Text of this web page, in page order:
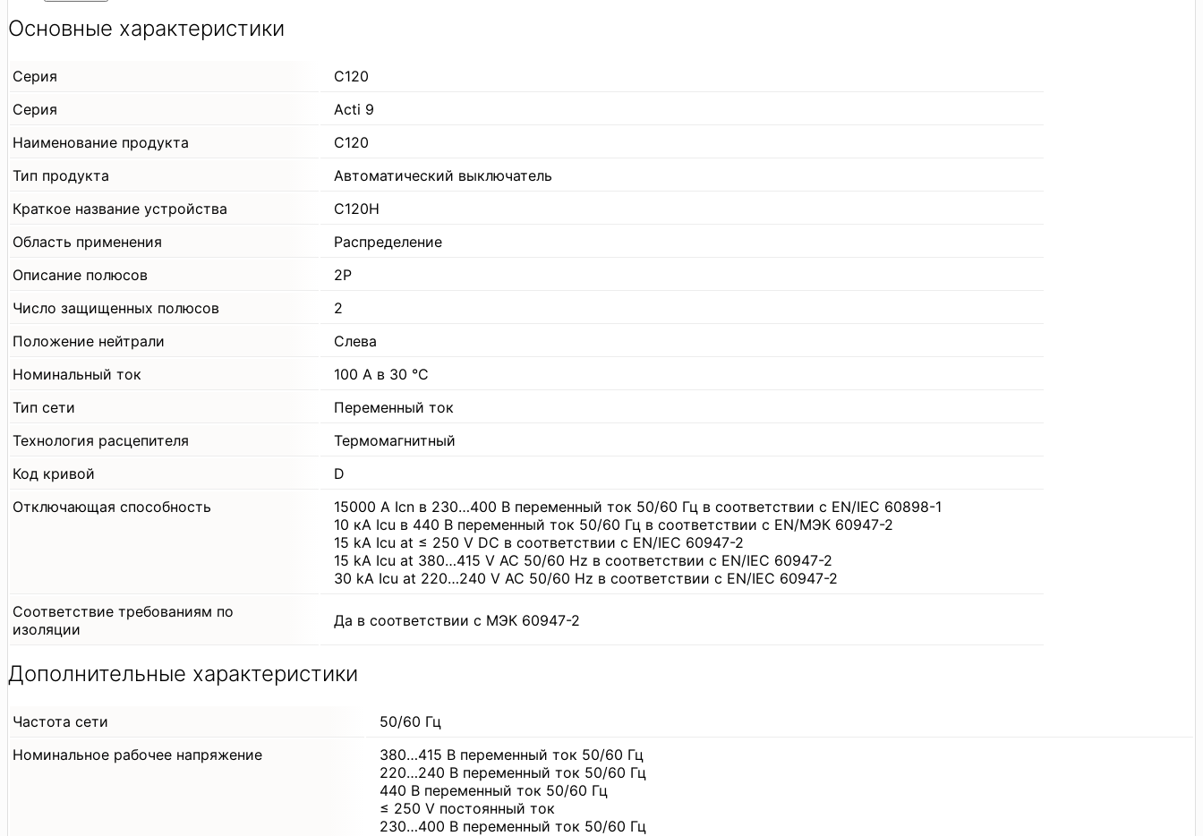
Основные характеристики
Серия
C120
Серия
Acti 9
Наименование продукта
C120
Тип продукта
Автоматический выключатель
Краткое название устройства
C120H
Область применения
Распределение
Описание полюсов
2P
Число защищенных полюсов
2
Положение нейтрали
Слева
Номинальный ток
100 А в 30 °C
Тип сети
Переменный ток
Технология расцепителя
Термомагнитный
Код кривой
D
Отключающая способность
15000 А Icn в 230…400 В переменный ток 50/60 Гц в соответствии с EN/IEC 60898-1
10 кА Icu в 440 В переменный ток 50/60 Гц в соответствии с EN/МЭК 60947-2
15 kA Icu at ≤ 250 V DC в соответствии с EN/IEC 60947-2
15 kA Icu at 380…415 V AC 50/60 Hz в соответствии с EN/IEC 60947-2
30 kA Icu at 220…240 V AC 50/60 Hz в соответствии с EN/IEC 60947-2
Соответствие требованиям по
изоляции
Да в соответствии с МЭК 60947-2
Дополнительные характеристики
Частота сети
50/60 Гц
Номинальное рабочее напряжение
380…415 В переменный ток 50/60 Гц
220…240 В переменный ток 50/60 Гц
440 В переменный ток 50/60 Гц
≤ 250 V постоянный ток
230…400 В переменный ток 50/60 Гц